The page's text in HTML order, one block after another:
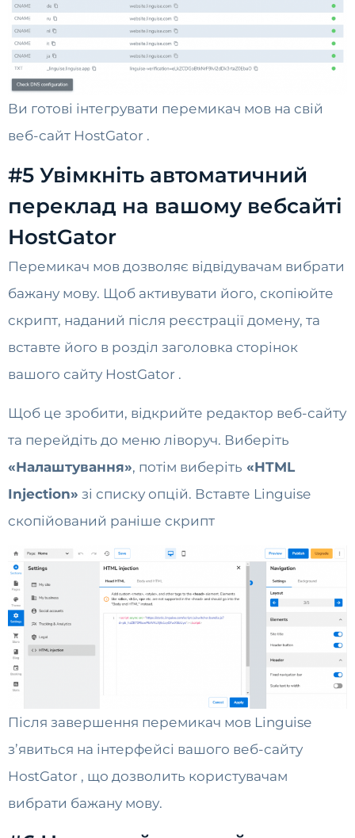
Ви готові інтегрувати перемикач мов на свій
веб-сайт HostGator .
#5 Увімкніть автоматичний
переклад на вашому вебсайті
HostGator
Перемикач мов дозволяє відвідувачам вибрати
бажану мову. Щоб активувати його, скопіюйте
скрипт, наданий після реєстрації домену, та
вставте його в розділ заголовка сторінок
вашого сайту HostGator .
Щоб це зробити, відкрийте редактор веб-сайту
та перейдіть до меню ліворуч. Виберіть
«Налаштування», потім виберіть «HTML
Injection» зі списку опцій. Вставте Linguise
скопійований раніше скрипт
Після завершення перемикач мов Linguise
з’явиться на інтерфейсі вашого веб-сайту
HostGator , що дозволить користувачам
вибрати бажану мову.